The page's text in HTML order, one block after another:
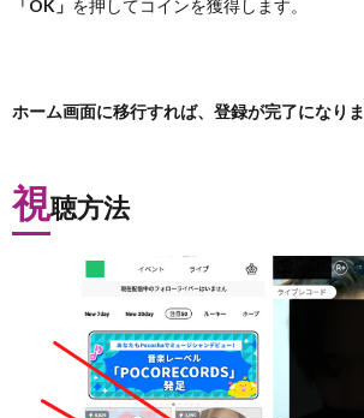
「OK」 を押してコインを獲得します。
ホーム画面に移行すれば、登録が完了になりま
視聴方法